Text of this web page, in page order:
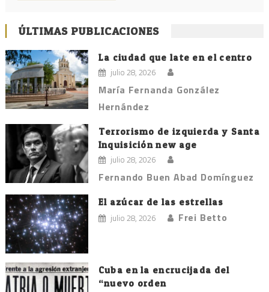
ÚLTIMAS PUBLICACIONES
La ciudad que late en el centro
julio 28, 2026
María Fernanda González
Hernández
Terrorismo de izquierda y Santa
Inquisición new age
julio 28, 2026
Fernando Buen Abad Domínguez
El azúcar de las estrellas
julio 28, 2026 Frei Betto
Cuba en la encrucijada del
“nuevo orden